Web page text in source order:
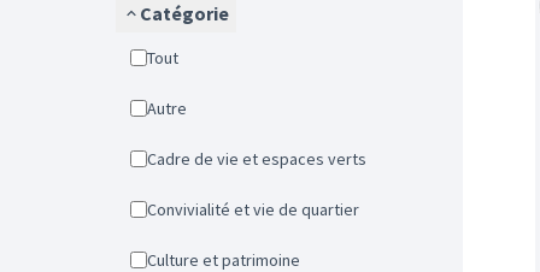
Catégorie
Tout
Autre
Cadre de vie et espaces verts
Convivialité et vie de quartier
Culture et patrimoine